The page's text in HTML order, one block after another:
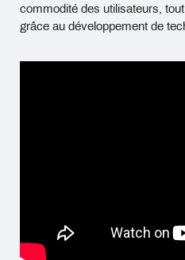
commodité des utilisateurs,
grâce au développement de